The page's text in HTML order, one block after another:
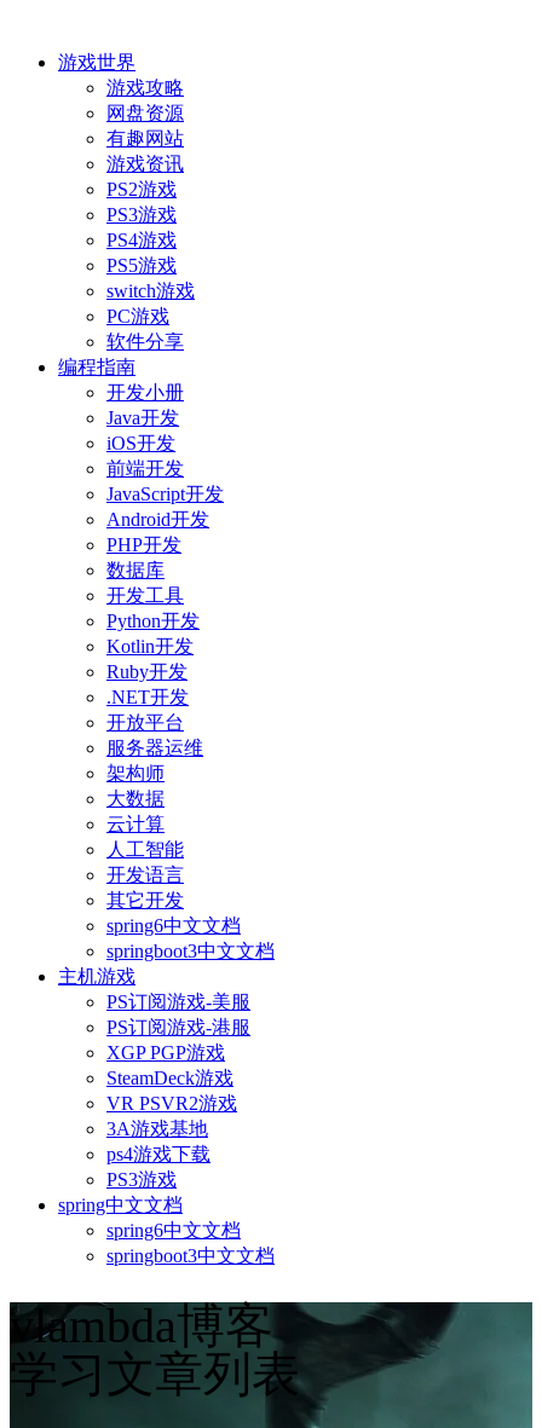
游戏世界
游戏攻略
网盘资源
有趣网站
游戏资讯
PS2游戏
PS3游戏
PS4游戏
PS5游戏
switch游戏
PC游戏
软件分享
编程指南
开发小册
Java开发
iOS开发
前端开发
JavaScript开发
Android开发
PHP开发
数据库
开发工具
Python开发
Kotlin开发
Ruby开发
.NET开发
开放平台
服务器运维
架构师
大数据
云计算
人工智能
开发语言
其它开发
spring6中文文档
springboot3中文文档
主机游戏
PS订阅游戏-美服
PS订阅游戏-港服
XGP PGP游戏
SteamDeck游戏
VR PSVR2游戏
3A游戏基地
ps4游戏下载
PS3游戏
spring中文文档
spring6中文文档
springboot3中文文档
vlambda博客
学习文章列表